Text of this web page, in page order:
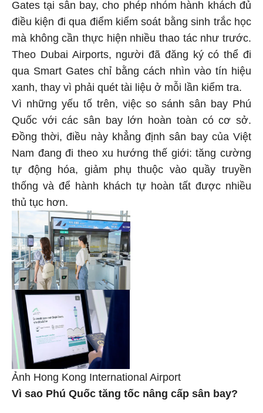
Gates tại sân bay, cho phép nhóm hành khách đủ
điều kiện đi qua điểm kiểm soát bằng sinh trắc học
mà không cần thực hiện nhiều thao tác như trước.
Theo Dubai Airports, người đã đăng ký có thể đi
qua Smart Gates chỉ bằng cách nhìn vào tín hiệu
xanh, thay vì phải quét tài liệu ở mỗi lần kiểm tra.
Vì những yếu tố trên, việc so sánh sân bay Phú
Quốc với các sân bay lớn hoàn toàn có cơ sở.
Đồng thời, điều này khẳng định sân bay của Việt
Nam đang đi theo xu hướng thế giới: tăng cường
tự động hóa, giảm phụ thuộc vào quầy truyền
thống và để hành khách tự hoàn tất được nhiều
thủ tục hơn.
Ảnh Hong Kong International Airport
Vì sao Phú Quốc tăng tốc nâng cấp sân bay?